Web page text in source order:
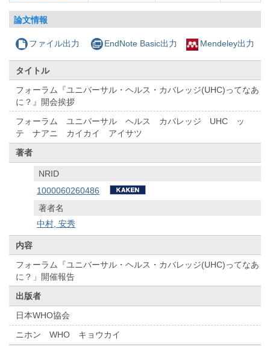
論文情報
ファイル出力 EndNote Basic出力 Mendeley出力
タイトル
フォーラム『ユニバーサル・ヘルス・カバレッジ(UHC)ってなあ
に？』開会挨拶
フォーラム ユニバーサル ヘルス カバレッジ UHC ッ
テ ナアニ カイカイ アイサツ
著者
NRID
1000060260486
著者名
中村, 安秀
内容
フォーラム『ユニバーサル・ヘルス・カバレッジ(UHC)ってなあ
に？」開催報告
出版者
日本WHO協会
ニホン WHO キョウカイ